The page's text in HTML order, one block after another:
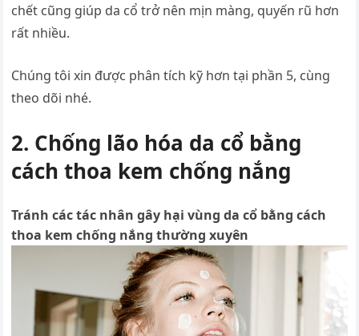
chết cũng giúp da cổ trở nên mịn màng, quyến rũ hơn
rất nhiều.
Chúng tôi xin được phân tích kỹ hơn tại phần 5, cùng
theo dõi nhé.
2. Chống lão hóa da cổ bằng
cách thoa kem chống nắng
Tránh các tác nhân gây hại vùng da cổ bằng cách
thoa kem chống nắng thường xuyên